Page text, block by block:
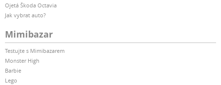
Ojetá Škoda Octavia
Jak vybrat auto?
Mimibazar
Testujte s Mimibazarem
Monster High
Barbie
Lego